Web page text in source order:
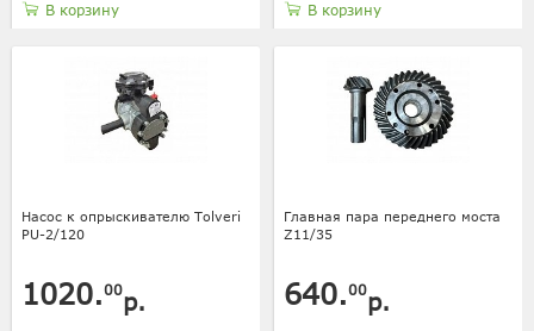
В корзину В корзину
Насос к опрыскивателю Tolveri
PU-2/120
1020.00р.
Главная пара переднего моста
Z11/35
640.00р.